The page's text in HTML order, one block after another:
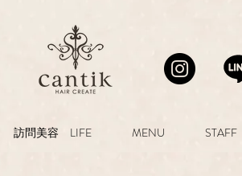
訪問美容 LIFE MENU STAFF